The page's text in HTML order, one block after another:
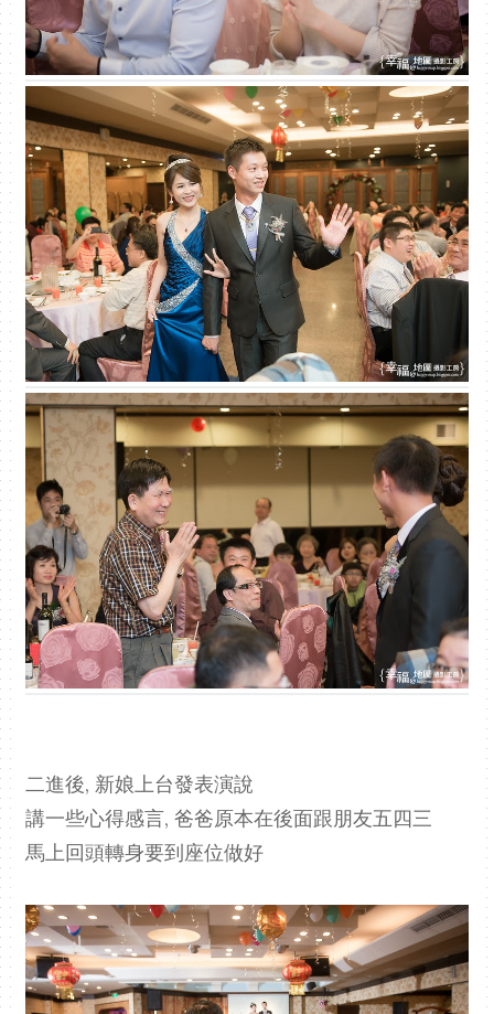
二進後, 新娘上台發表演說
講一些心得感言, 爸爸原本在後面跟朋友五四三
馬上回頭轉身要到座位做好